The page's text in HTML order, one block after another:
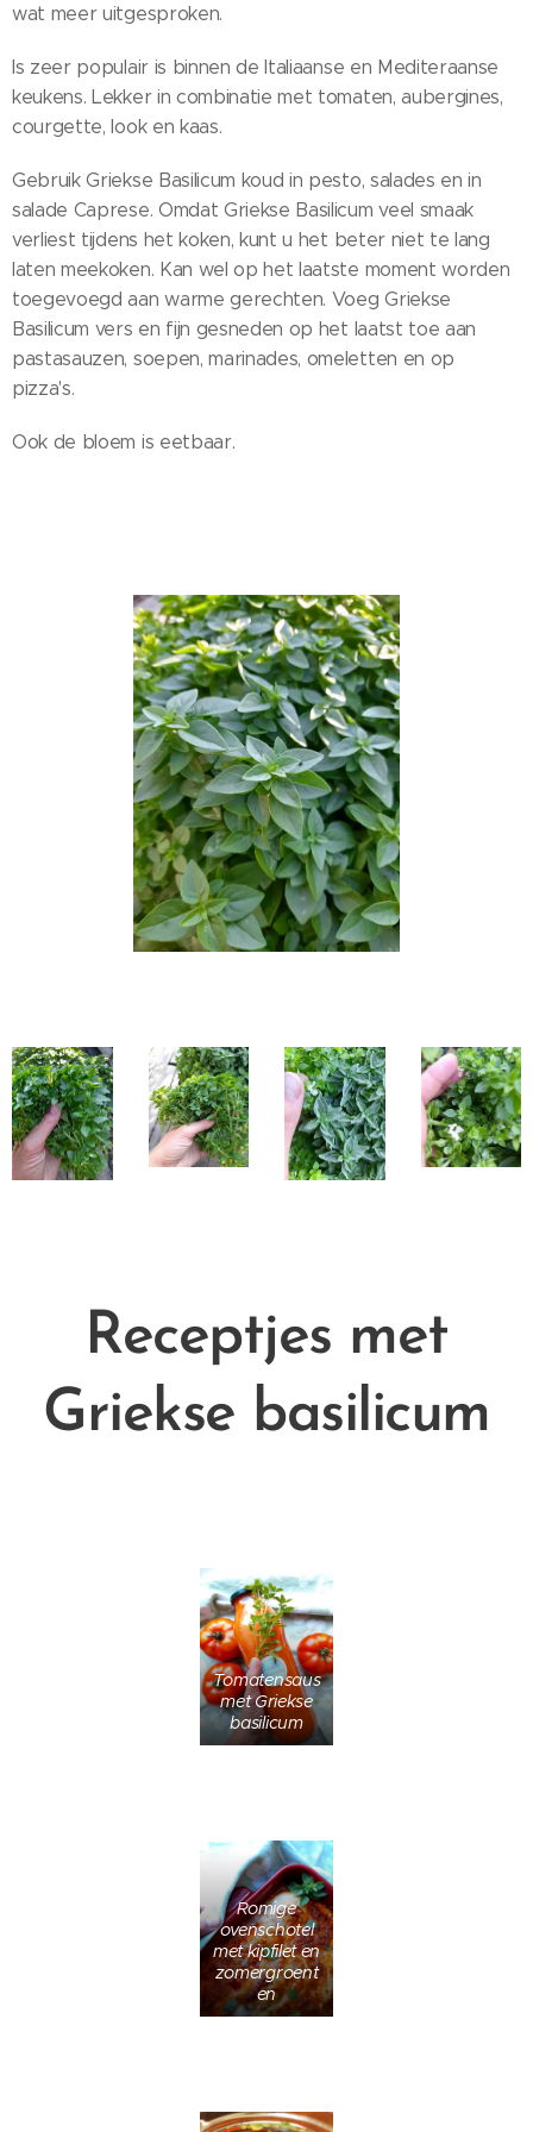
wat meer uitgesproken.
Is zeer populair is binnen de Italiaanse en Mediteraanse
keukens. Lekker in combinatie met tomaten, aubergines,
courgette, look en kaas.
Gebruik Griekse Basilicum koud in pesto, salades en in
salade Caprese. Omdat Griekse Basilicum veel smaak
verliest tijdens het koken, kunt u het beter niet te lang
laten meekoken. Kan wel op het laatste moment worden
toegevoegd aan warme gerechten. Voeg Griekse
Basilicum vers en fijn gesneden op het laatst toe aan
pastasauzen, soepen, marinades, omeletten en op
pizza's.
Ook de bloem is eetbaar.
Receptjes met
Griekse basilicum
Tomatensaus
met Griekse
basilicum
Romige
ovenschotel
met kipfilet en
zomergroent
en